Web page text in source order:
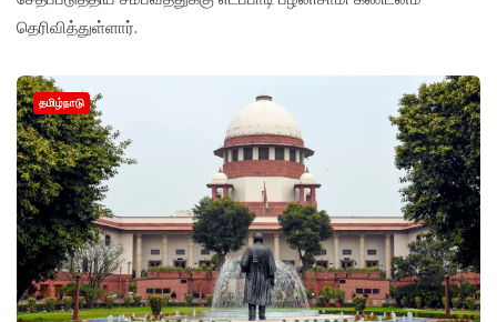
தெரிவித்துள்ளார்.
தமிழ்நாடு